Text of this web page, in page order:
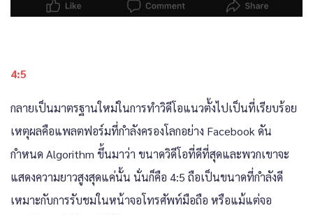
4:5
กลายเป็นมาตรฐานใหม่ในการทำวิดีโอแนวตั้งไปเป็นที่เรียบร้อย
เหตุผลคือแพลตฟอร์มที่กำลังครองโลกอย่าง Facebook ดัน
กำหนด Algorithm ขึ้นมาว่า ขนาดวิดีโอที่ดีที่สุดและพวกเขาจะ
แสดงความยาวสูงสุดแค่นั้น นั่นก็คือ 4:5 ถือเป็นขนาดที่กำลังดี
เหมาะกับการรับชมในหน้าจอโทรศัพท์มือถือ หรือแม้แต่จอ